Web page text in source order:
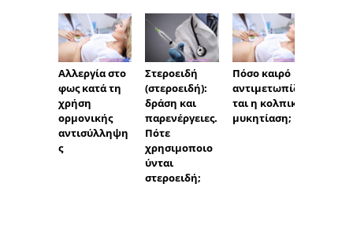
Αλλεργία στο
φως κατά τη
χρήση
ορμονικής
αντισύλληψη
ς
Στεροειδή
(στεροειδή):
δράση και
παρενέργειες.
Πότε
χρησιμοποιο
ύνται
στεροειδή;
Πόσο καιρό
αντιμετωπίζε
ται η κολπική
μυκητίαση;